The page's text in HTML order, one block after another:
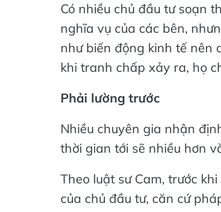
Có nhiều chủ đầu tư soạn
nghĩa vụ của các bên,
như biến động kinh tế nên
khi tranh chấp xảy ra, họ
Phải lường trước
Nhiều chuyên gia nhận
thời gian tới sẽ nhiều hơn
Theo luật sư Cam, trước
của chủ đầu tư, căn cứ